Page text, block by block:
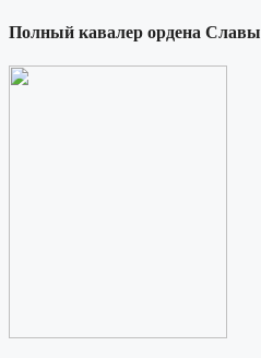
Полный кавалер ордена Славы